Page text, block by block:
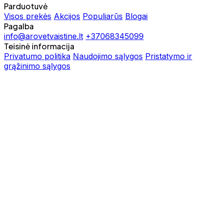
Parduotuvė
Visos prekės Akcijos Populiarūs Blogai
Pagalba
info@arovetvaistine.lt +37068345099
Teisinė informacija
Privatumo politika Naudojimo sąlygos Pristatymo ir
grąžinimo sąlygos